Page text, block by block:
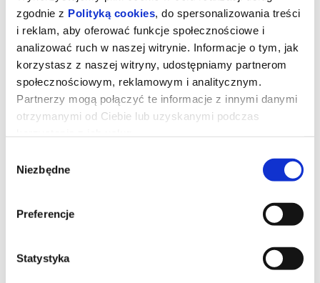
zgodnie z Polityką cookies, do spersonalizowania treści
i reklam, aby oferować funkcje społecznościowe i
analizować ruch w naszej witrynie. Informacje o tym, jak
korzystasz z naszej witryny, udostępniamy partnerom
społecznościowym, reklamowym i analitycznym.
Partnerzy mogą połączyć te informacje z innymi danymi
otrzymanymi od Ciebie lub uzyskanymi podczas
zgody
Niezbędne
Preferencje
Statystyka
Billie Eilish - Hit Me Hard and Soft:
przedstawiają nagranie koncertu w technologii 3D zagranego w
ramach trasy promującej album "Hit Me Hard and Soft".